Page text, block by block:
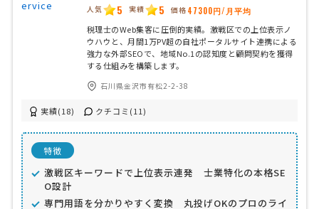
人気 5 実績 5 価格 47300円/月平均
税理士のWeb集客に圧倒的実績。激戦区での上位表示ノ
ウハウと、月間1万PV超の自社ポータルサイト連携による
強力な外部SEOで、地域No.1の認知度と顧問契約を獲得
する仕組みを構築します。
石川県金沢市有松2-2-38
実績(18) クチコミ(11)
特徴
激戦区キーワードで上位表示連発 士業特化の本格SE
O設計
専門用語を分かりやすく変換 丸投げOKのプロのライ